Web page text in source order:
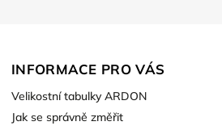
INFORMACE PRO VÁS
Velikostní tabulky ARDON
Jak se správně změřit